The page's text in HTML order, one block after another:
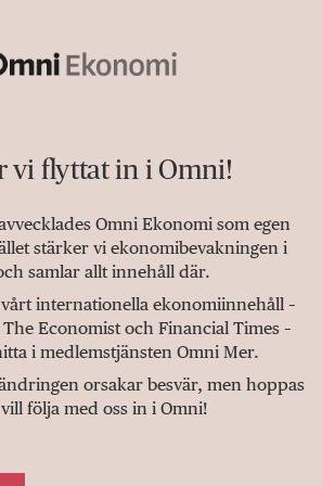
vi flyttat in i Omni!
Omni Ekonomi som egen
stärker vi ekonomibevakningen i
samlar allt innehåll där.
vårt internationella ekonomiinnehåll –
Economist och Financial Times –
i medlemstjänsten Omni Mer.
orsakar besvär, men hoppas
följa med oss in i Omni!